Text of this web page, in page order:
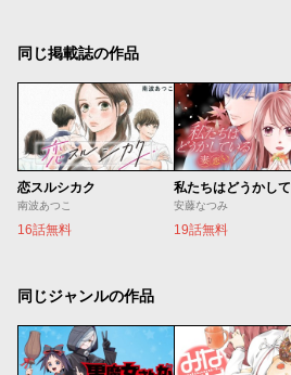
同じ掲載誌の作品
恋スルシカク
南波あつこ
16話無料
安藤なつみ
19話無料
同じジャンルの作品